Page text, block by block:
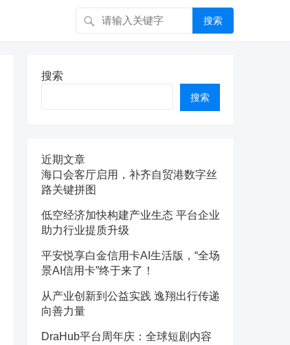
搜索
搜索
搜索
近期文章
海口会客厅启用，补齐自贸港数字丝
路关键拼图
低空经济加快构建产业生态 平台企业
助力行业提质升级
平安悦享白金信用卡AI生活版，“全场
景AI信用卡”终于来了！
从产业创新到公益实践 逸翔出行传递
向善力量
DraHub平台周年庆：全球短剧内容